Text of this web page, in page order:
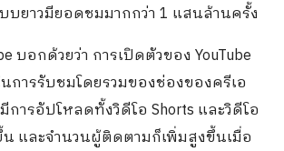
บยาวมียอดชมมากกว่า 1 แสนล้านครั้ง
บอกด้วยว่า การเปิดตัวของ YouTube
นการรับชมโดยรวมของช่องของครีเอ
ารอัปโหลดทั้งวิดีโอ Shorts และวิดีโอ
และจำนวนผู้ติดตามก็เพิ่มสูงขึ้นเมื่อ